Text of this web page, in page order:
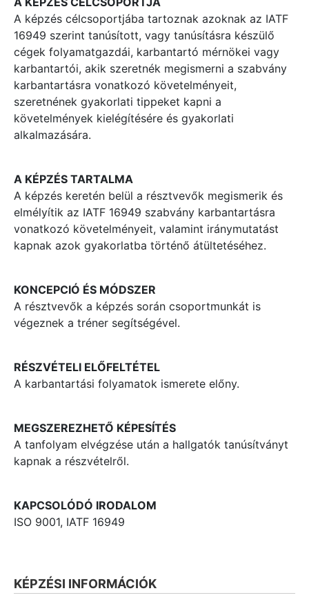
A képzés célcsoportjába tartoznak azoknak az IATF
16949 szerint tanúsított, vagy tanúsításra készülő
cégek folyamatgazdái, karbantartó mérnökei vagy
karbantartói, akik szeretnék megismerni a szabvány
karbantartásra vonatkozó követelményeit,
szeretnének gyakorlati tippeket kapni a
követelmények kielégítésére és gyakorlati
alkalmazására.
A KÉPZÉS TARTALMA
A képzés keretén belül a résztvevők megismerik és
elmélyítik az IATF 16949 szabvány karbantartásra
vonatkozó követelményeit, valamint iránymutatást
kapnak azok gyakorlatba történő átültetéséhez.
KONCEPCIÓ ÉS MÓDSZER
A résztvevők a képzés során csoportmunkát is
végeznek a tréner segítségével.
RÉSZVÉTELI ELŐFELTÉTEL
A karbantartási folyamatok ismerete előny.
MEGSZEREZHETŐ KÉPESÍTÉS
A tanfolyam elvégzése után a hallgatók tanúsítványt
kapnak a részvételről.
KAPCSOLÓDÓ IRODALOM
ISO 9001, IATF 16949
KÉPZÉSI INFORMÁCIÓK